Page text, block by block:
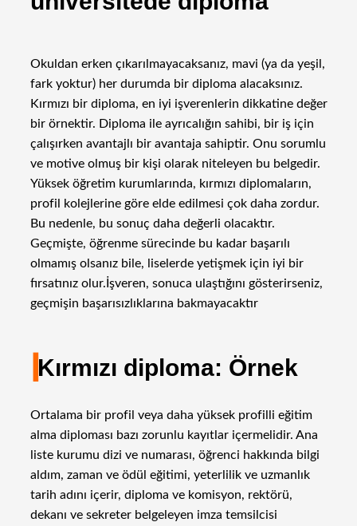
Okuldan erken çıkarılmayacaksanız, mavi (ya da yeşil,
fark yoktur) her durumda bir diploma alacaksınız.
Kırmızı bir diploma, en iyi işverenlerin dikkatine değer
bir örnektir. Diploma ile ayrıcalığın sahibi, bir iş için
çalışırken avantajlı bir avantaja sahiptir. Onu sorumlu
ve motive olmuş bir kişi olarak niteleyen bu belgedir.
Yüksek öğretim kurumlarında, kırmızı diplomaların,
profil kolejlerine göre elde edilmesi çok daha zordur.
Bu nedenle, bu sonuç daha değerli olacaktır.
Geçmişte, öğrenme sürecinde bu kadar başarılı
olmamış olsanız bile, liselerde yetişmek için iyi bir
fırsatınız olur.İşveren, sonuca ulaştığını gösterirseniz,
geçmişin başarısızlıklarına bakmayacaktır
IKırmızı diploma: Örnek
Ortalama bir profil veya daha yüksek profilli eğitim
alma diploması bazı zorunlu kayıtlar içermelidir. Ana
liste kurumu dizi ve numarası, öğrenci hakkında bilgi
aldım, zaman ve ödül eğitimi, yeterlilik ve uzmanlık
tarih adını içerir, diploma ve komisyon, rektörü,
dekanı ve sekreter belgeleyen imza temsilcisi